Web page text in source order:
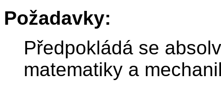
Požadavky:
Předpokládá se
matematiky a